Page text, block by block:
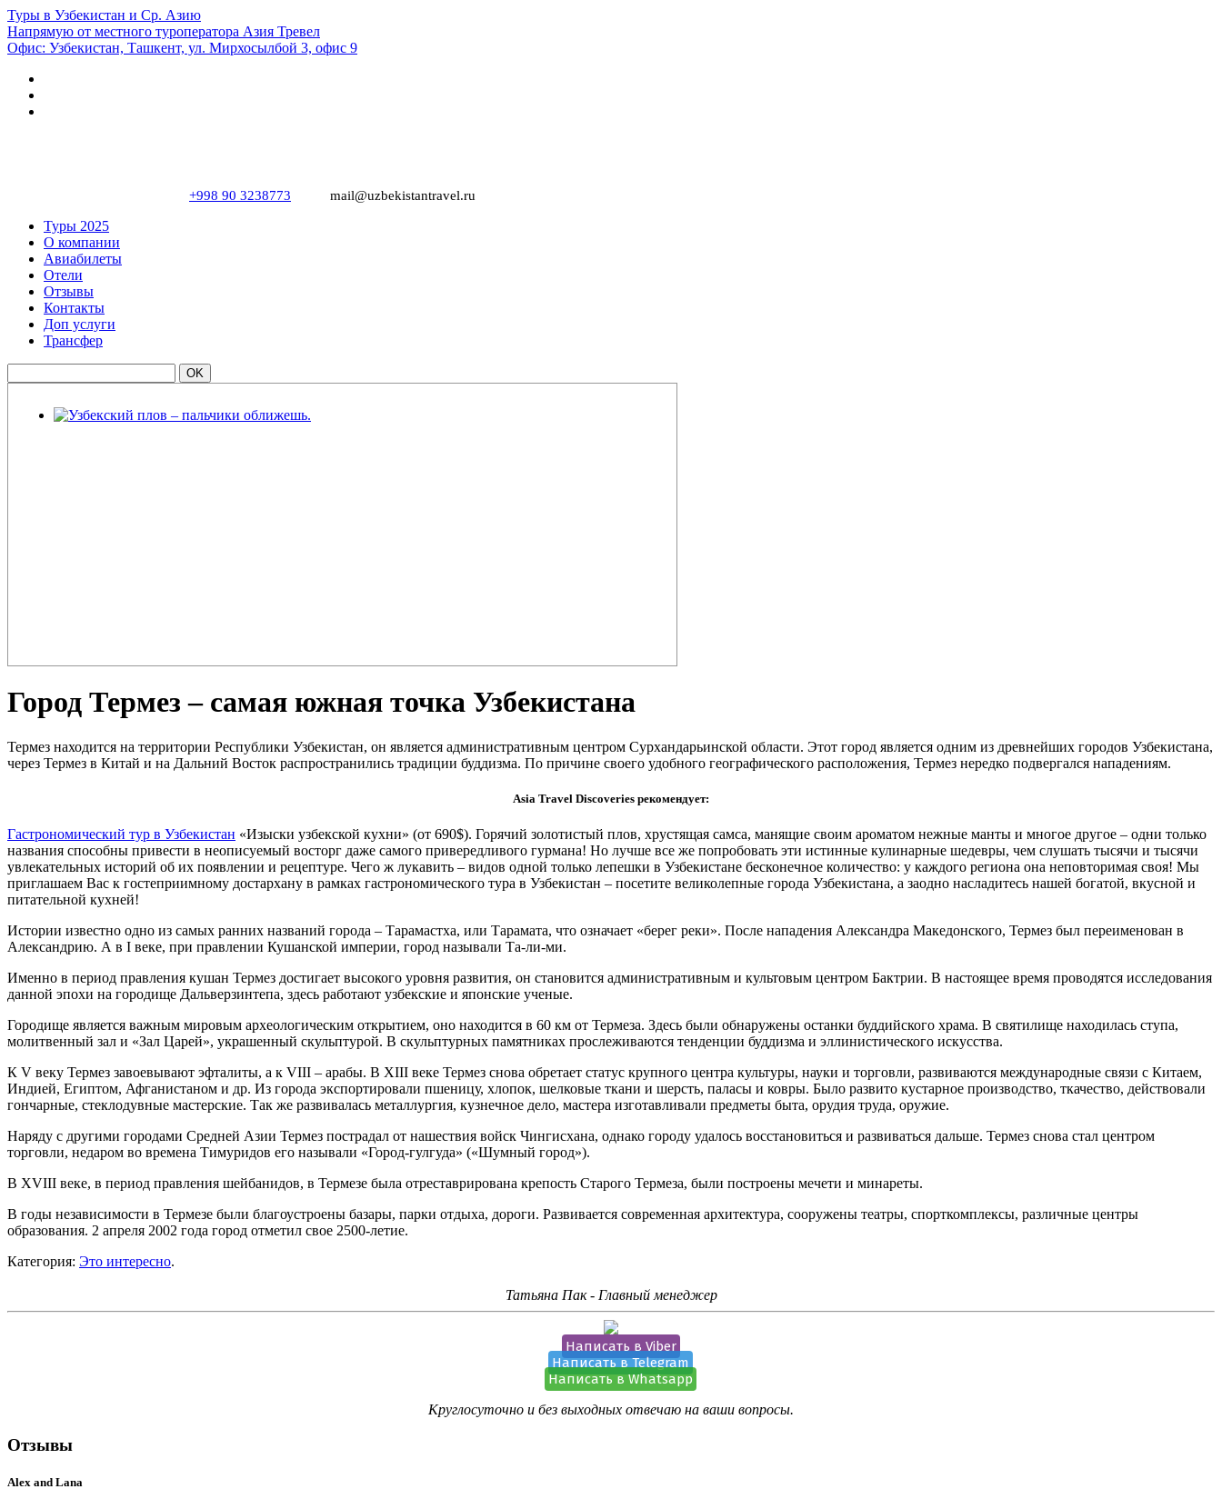
Туры в Узбекистан и Ср. Азию
Напрямую от местного туроператора Азия Тревел
Офис: Узбекистан, Ташкент, ул. Мирхосылбой 3, офис 9
+998 90 3238773 mail@uzbekistantravel.ru
Туры 2025
О компании
Авиабилеты
Отели
Отзывы
Контакты
Доп услуги
Трансфер
Город Термез – самая южная точка Узбекистана
Термез находится на территории Республики Узбекистан, он является административным центром Сурхандарьинской области. Этот город является одним из древнейших городов Узбекистана,
через Термез в Китай и на Дальний Восток распространились традиции буддизма. По причине своего удобного географического расположения, Термез нередко подвергался нападениям.
Asia Travel Discoveries рекомендует:
Гастрономический тур в Узбекистан «Изыски узбекской кухни» (от 690$). Горячий золотистый плов, хрустящая самса, манящие своим ароматом нежные манты и многое другое – одни только
названия способны привести в неописуемый восторг даже самого привередливого гурмана! Но лучше все же попробовать эти истинные кулинарные шедевры, чем слушать тысячи и тысячи
увлекательных историй об их появлении и рецептуре. Чего ж лукавить – видов одной только лепешки в Узбекистане бесконечное количество: у каждого региона она неповторимая своя! Мы
приглашаем Вас к гостеприимному достархану в рамках гастрономического тура в Узбекистан – посетите великолепные города Узбекистана, а заодно насладитесь нашей богатой, вкусной и
питательной кухней!
Истории известно одно из самых ранних названий города – Тарамастха, или Тарамата, что означает «берег реки». После нападения Александра Македонского, Термез был переименован в
Александрию. А в I веке, при правлении Кушанской империи, город называли Та-ли-ми.
Именно в период правления кушан Термез достигает высокого уровня развития, он становится административным и культовым центром Бактрии. В настоящее время проводятся исследования
данной эпохи на городище Дальверзинтепа, здесь работают узбекские и японские ученые.
Городище является важным мировым археологическим открытием, оно находится в 60 км от Термеза. Здесь были обнаружены останки буддийского храма. В святилище находилась ступа,
молитвенный зал и «Зал Царей», украшенный скульптурой. В скульптурных памятниках прослеживаются тенденции буддизма и эллинистического искусства.
К V веку Термез завоевывают эфталиты, а к VIII – арабы. В XIII веке Термез снова обретает статус крупного центра культуры, науки и торговли, развиваются международные связи с Китаем,
Индией, Египтом, Афганистаном и др. Из города экспортировали пшеницу, хлопок, шелковые ткани и шерсть, паласы и ковры. Было развито кустарное производство, ткачество, действовали
гончарные, стеклодувные мастерские. Так же развивалась металлургия, кузнечное дело, мастера изготавливали предметы быта, орудия труда, оружие.
Наряду с другими городами Средней Азии Термез пострадал от нашествия войск Чингисхана, однако городу удалось восстановиться и развиваться дальше. Термез снова стал центром
торговли, недаром во времена Тимуридов его называли «Город-гулгуда» («Шумный город»).
В XVIII веке, в период правления шейбанидов, в Термезе была отреставрирована крепость Старого Термеза, были построены мечети и минареты.
В годы независимости в Термезе были благоустроены базары, парки отдыха, дороги. Развивается современная архитектура, сооружены театры, спорткомплексы, различные центры
образования. 2 апреля 2002 года город отметил свое 2500-летие.
Категория: Это интересно.
Татьяна Пак - Главный менеджер
Написать в Viber
Написать в Telegram
Написать в Whatsapp
Круглосуточно и без выходных отвечаю на ваши вопросы.
Отзывы
Alex and Lana